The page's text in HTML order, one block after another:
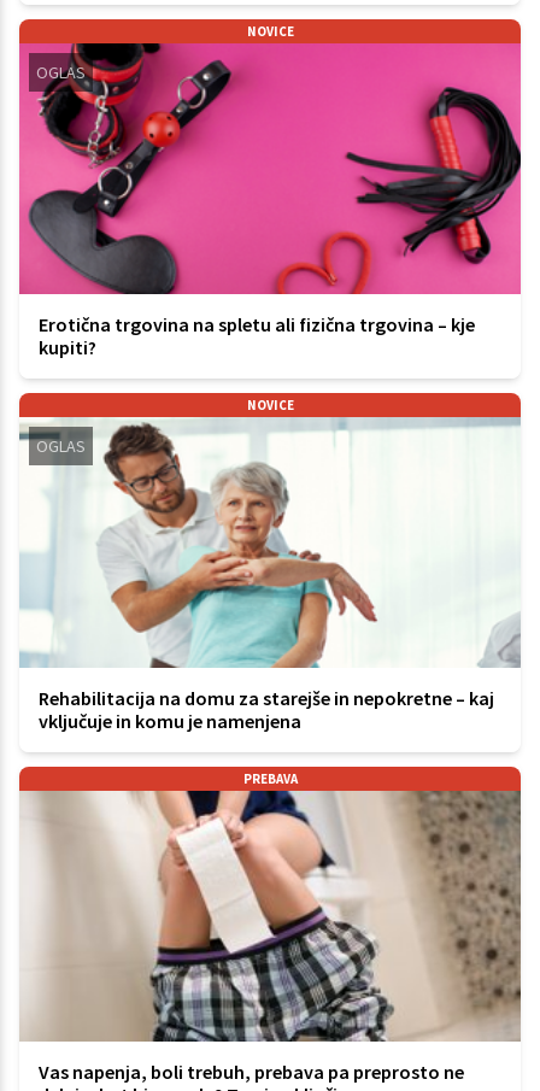
NOVICE
OGLAS
Erotična trgovina na spletu ali fizična trgovina – kje
kupiti?
NOVICE
OGLAS
Rehabilitacija na domu za starejše in nepokretne – kaj
vključuje in komu je namenjena
PREBAVA
Vas napenja, boli trebuh, prebava pa preprosto ne